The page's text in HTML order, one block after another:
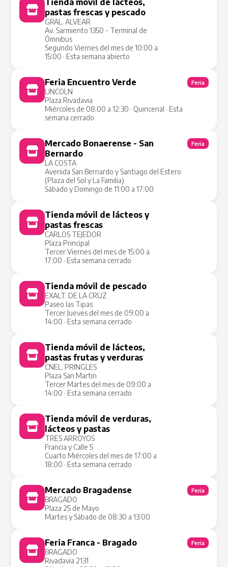
Tienda móvil de lácteos,
pastas frescas y pescado
GRAL. ALVEAR
Av. Sarmiento 1350 - Terminal de
Ómnibus
Segundo Viernes del mes de 10:00 a
15:00 · Esta semana abierto
Feria Encuentro Verde
LINCOLN
Plaza Rivadavia
Miércoles de 08:00 a 12:30 · Quincenal · Esta
semana cerrado
Feria
Mercado Bonaerense - San
Bernardo
LA COSTA
Avenida San Bernardo y Santiago del Estero
(Plaza del Sol y La Familia)
Sábado y Domingo de 11:00 a 17:00
Feria
Tienda móvil de lácteos y
pastas frescas
CARLOS TEJEDOR
Plaza Principal
Tercer Viernes del mes de 15:00 a
17:00 · Esta semana cerrado
Tienda móvil de pescado
EXALT. DE LA CRUZ
Paseo las Tipas
Tercer Jueves del mes de 09:00 a
14:00 · Esta semana cerrado
Tienda móvil de lácteos,
pastas frutas y verduras
CNEL. PRINGLES
Plaza San Martin
Tercer Martes del mes de 09:00 a
14:00 · Esta semana cerrado
Tienda móvil de verduras,
lácteos y pastas
TRES ARROYOS
Francia y Calle 5
Cuarto Miércoles del mes de 17:00 a
18:00 · Esta semana cerrado
Mercado Bragadense
BRAGADO
Plaza 25 de Mayo
Martes y Sábado de 08:30 a 13:00
Feria
Feria Franca - Bragado
BRAGADO
Rivadavia 2131
Feria